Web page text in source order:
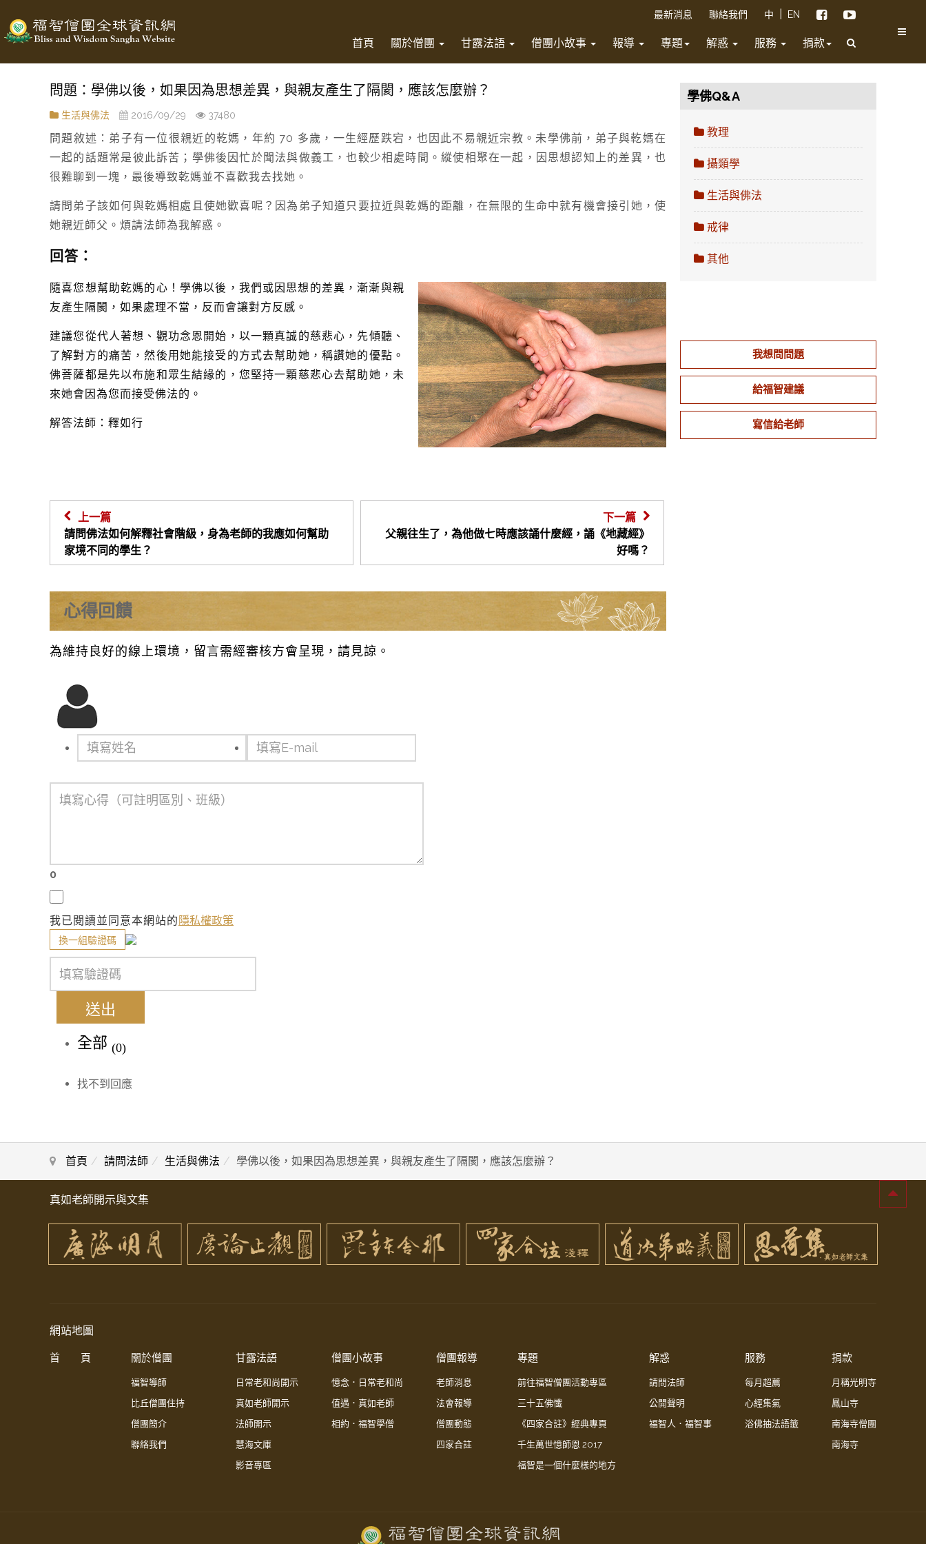
最新消息 聯絡我們 中 EN
首頁 關於僧團 甘露法語 僧團小故事 報導 專題 解惑 服務 捐款
問題：學佛以後，如果因為思想差異，與親友產生了隔閡，應該怎麼辦？
生活與佛法 2016/09/29 37480
問題敘述：弟子有一位很親近的乾媽，年約 70 多歲，一生經歷跌宕，也因此不易親近宗教。未學佛前，弟子與乾媽在
一起的話題常是彼此訴苦；學佛後因忙於聞法與做義工，也較少相處時間。縱使相聚在一起，因思想認知上的差異，也
很難聊到一塊，最後導致乾媽並不喜歡我去找她。
請問弟子該如何與乾媽相處且使她歡喜呢？因為弟子知道只要拉近與乾媽的距離，在無限的生命中就有機會接引她，使
她親近師父。煩請法師為我解惑。
回答：
隨喜您想幫助乾媽的心！學佛以後，我們或因思想的差異，漸漸與親
友產生隔閡，如果處理不當，反而會讓對方反感。
建議您從代人著想、觀功念恩開始，以一顆真誠的慈悲心，先傾聽、
了解對方的痛苦，然後用她能接受的方式去幫助她，稱讚她的優點。
佛菩薩都是先以布施和眾生結緣的，您堅持一顆慈悲心去幫助她，未
來她會因為您而接受佛法的。
解答法師：釋如行
上一篇
請問佛法如何解釋社會階級，身為老師的我應如何幫助
家境不同的學生？
下一篇
父親往生了，為他做七時應該誦什麼經，誦《地藏經》
好嗎？
心得回饋
為維持良好的線上環境，留言需經審核方會呈現，請見諒。
0
我已閱讀並同意本網站的 隱私權政策
換一組驗證碼
送出
全部 (0)
找不到回應
學佛Q&A
教理
攝類學
生活與佛法
戒律
其他
我想問問題
給福智建議
寫信給老師
首頁 請問法師 生活與佛法 學佛以後，如果因為思想差異，與親友產生了隔閡，應該怎麼辦？
真如老師開示與文集
網站地圖
首 頁 關於僧團
福智導師
比丘僧團住持
僧團簡介
聯絡我們
甘露法語
日常老和尚開示
真如老師開示
法師開示
慧海文庫
影音專區
僧團小故事
憶念．日常老和尚
值遇．真如老師
相約．福智學僧
僧團報導
老師消息
法會報導
僧團動態
四家合註
專題
前往福智僧團活動專區
三十五佛懺
《四家合註》經典專頁
千生萬世憶師恩 2017
福智是一個什麼樣的地方
解惑
請問法師
公開聲明
福智人．福智事
服務
每月超薦
心經集氣
浴佛抽法語籤
捐款
月稱光明寺
鳳山寺
南海寺僧團
南海寺